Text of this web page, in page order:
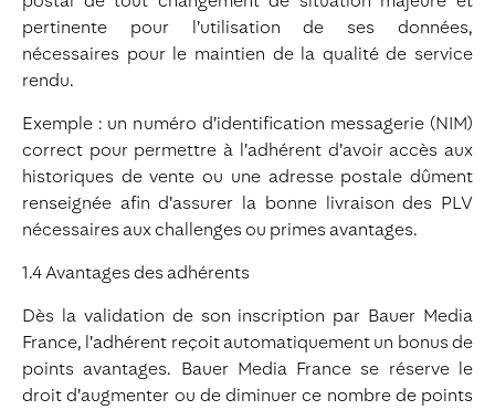
pertinente pour l’utilisation de ses données,
nécessaires pour le maintien de la qualité de service
rendu.
Exemple : un numéro d’identification messagerie (NIM)
correct pour permettre à l’adhérent d’avoir accès aux
historiques de vente ou une adresse postale dûment
renseignée afin d’assurer la bonne livraison des PLV
nécessaires aux challenges ou primes avantages.
1.4 Avantages des adhérents
Dès la validation de son inscription par Bauer Media
France, l’adhérent reçoit automatiquement un bonus de
points avantages. Bauer Media France se réserve le
droit d’augmenter ou de diminuer ce nombre de points